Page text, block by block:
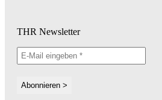
THR Newsletter